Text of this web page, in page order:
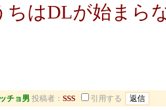
ちはDLが始まら
チョ男 投稿者： SSS 引用する